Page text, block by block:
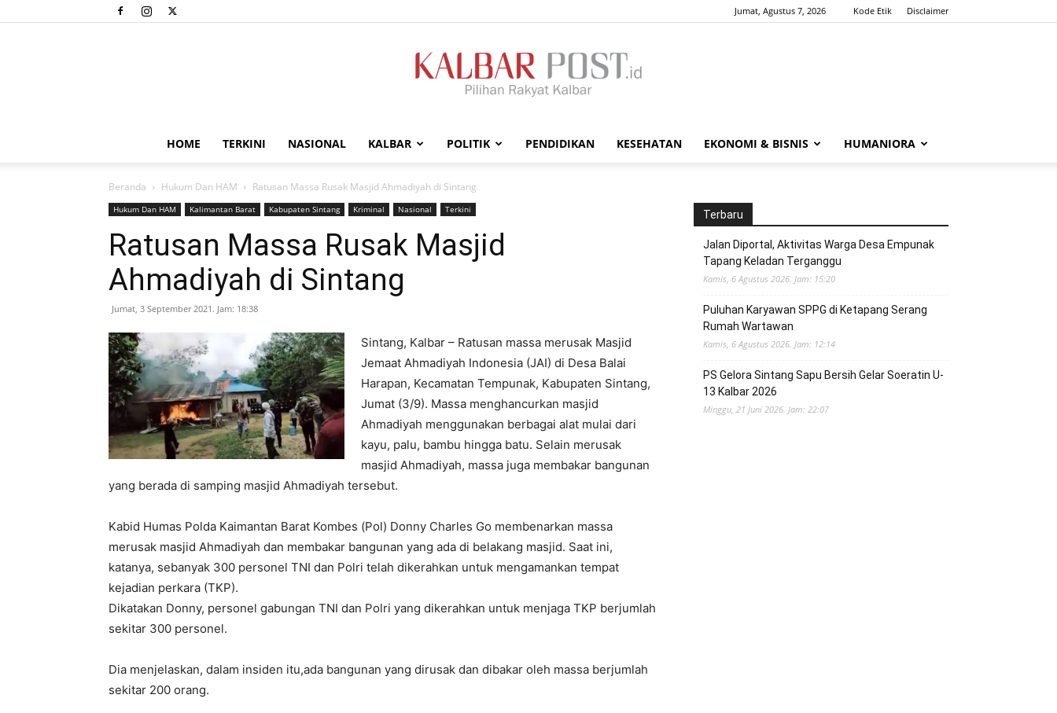
Jumat, Agustus 7, 2026 Kode Etik Disclaimer
HOME TERKINI NASIONAL KALBAR POLITIK PENDIDIKAN KESEHATAN EKONOMI & BISNIS HUMANIORA
Beranda Hukum Dan HAM Ratusan Massa Rusak Masjid Ahmadiyah di Sintang
Hukum Dan HAM Kalimantan Barat Kabupaten Sintang Kriminal Nasional Terkini
Ratusan Massa Rusak Masjid
Ahmadiyah di Sintang
Jumat, 3 September 2021. Jam: 18:38
Sintang, Kalbar – Ratusan massa merusak Masjid
Jemaat Ahmadiyah Indonesia (JAI) di Desa Balai
Harapan, Kecamatan Tempunak, Kabupaten Sintang,
Jumat (3/9). Massa menghancurkan masjid
Ahmadiyah menggunakan berbagai alat mulai dari
kayu, palu, bambu hingga batu. Selain merusak
masjid Ahmadiyah, massa juga membakar bangunan
yang berada di samping masjid Ahmadiyah tersebut.
Kabid Humas Polda Kaimantan Barat Kombes (Pol) Donny Charles Go membenarkan massa
merusak masjid Ahmadiyah dan membakar bangunan yang ada di belakang masjid. Saat ini,
katanya, sebanyak 300 personel TNI dan Polri telah dikerahkan untuk mengamankan tempat
kejadian perkara (TKP).
Dikatakan Donny, personel gabungan TNI dan Polri yang dikerahkan untuk menjaga TKP berjumlah
sekitar 300 personel.
Dia menjelaskan, dalam insiden itu,ada bangunan yang dirusak dan dibakar oleh massa berjumlah
sekitar 200 orang.
Terbaru
Jalan Diportal, Aktivitas Warga Desa Empunak
Tapang Keladan Terganggu
Kamis, 6 Agustus 2026. Jam: 15:20
Puluhan Karyawan SPPG di Ketapang Serang
Rumah Wartawan
Kamis, 6 Agustus 2026. Jam: 12:14
PS Gelora Sintang Sapu Bersih Gelar Soeratin U-
13 Kalbar 2026
Minggu, 21 Juni 2026. Jam: 22:07